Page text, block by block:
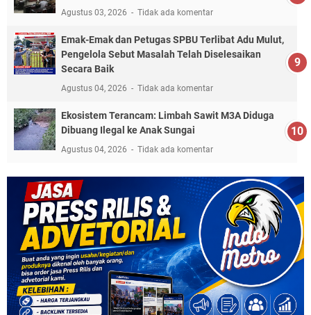
Agustus 03, 2026 Tidak ada komentar
Emak-Emak dan Petugas SPBU Terlibat Adu Mulut,
Pengelola Sebut Masalah Telah Diselesaikan
Secara Baik
Agustus 04, 2026 Tidak ada komentar
Ekosistem Terancam: Limbah Sawit M3A Diduga
Dibuang Ilegal ke Anak Sungai
Agustus 04, 2026 Tidak ada komentar